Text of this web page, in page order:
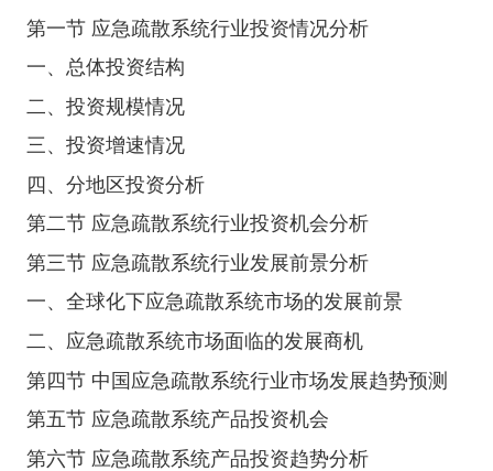
第一节 应急疏散系统行业投资情况分析
一、总体投资结构
二、投资规模情况
三、投资增速情况
四、分地区投资分析
第二节 应急疏散系统行业投资机会分析
第三节 应急疏散系统行业发展前景分析
一、全球化下应急疏散系统市场的发展前景
二、应急疏散系统市场面临的发展商机
第四节 中国应急疏散系统行业市场发展趋势预测
第五节 应急疏散系统产品投资机会
第六节 应急疏散系统产品投资趋势分析